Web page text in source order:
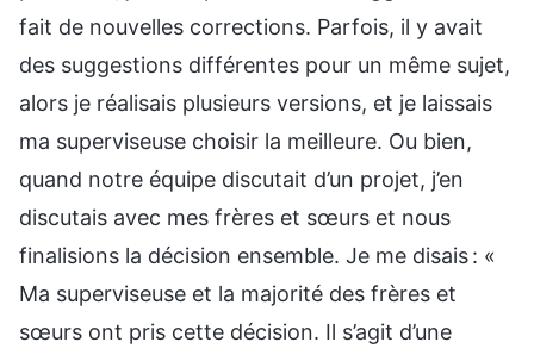
fait de nouvelles corrections. Parfois, il y avait
des suggestions différentes pour un même sujet,
alors je réalisais plusieurs versions, et je laissais
ma superviseuse choisir la meilleure. Ou bien,
quand notre équipe discutait d’un projet, j’en
discutais avec mes frères et sœurs et nous
finalisions la décision ensemble. Je me disais : «
Ma superviseuse et la majorité des frères et
sœurs ont pris cette décision. Il s’agit d’une